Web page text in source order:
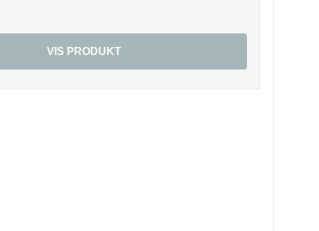
VIS PRODUKT